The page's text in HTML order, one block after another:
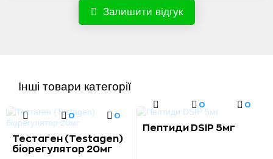
Залишити відгук
Інші товари категорії
0 0
Тестаген (Testagen)
біорегулятор 20мг
0 0
Пептиди DSIP 5мг